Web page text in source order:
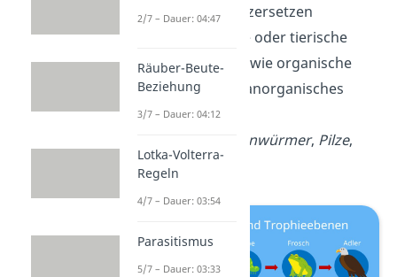
Destruent:
zersetzen
tote pflanzliche oder tierische
Bestandteile sowie organische
Abfallstoffe in anorganisches
Material.
Regenwürmer, Pilze,
Bakterien
2/7 – Dauer: 04:47
Räuber-Beute-
Beziehung
3/7 – Dauer: 04:12
Lotka-Volterra-
Regeln
4/7 – Dauer: 03:54
Parasitismus
5/7 – Dauer: 03:33